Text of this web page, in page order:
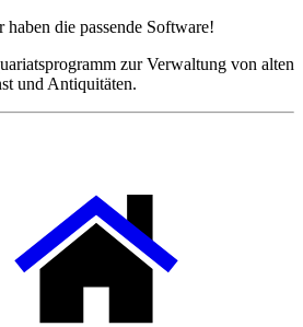
die passende Software!
zur Verwaltung von alten
und Antiquitäten.